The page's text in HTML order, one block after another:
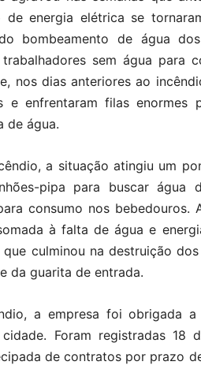
de energia elétrica se
bombeamento de água
sem água para
nos dias anteriores ao
e enfrentaram filas enormes
de água.
a situação atingiu um
pipa para buscar
consumo nos
à falta de água e
que culminou na destruição
da guarita de entrada.
a empresa foi obrigada
Foram registradas 18
de contratos por prazo